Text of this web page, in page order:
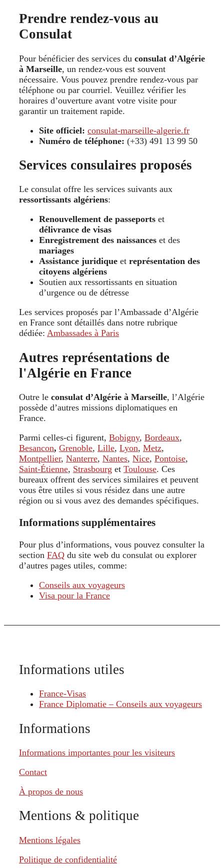
Prendre rendez-vous au
Consulat
Pour bénéficier des services du consulat d’Algérie
à Marseille, un rendez-vous est souvent
nécessaire. Vous pouvez prendre rendez-vous par
téléphone ou par courriel. Veuillez vérifier les
horaires d’ouverture avant votre visite pour
garantir un traitement rapide.
Site officiel: consulat-marseille-algerie.fr
Numéro de téléphone: (+33) 491 13 99 50
Services consulaires proposés
Le consulat offre les services suivants aux
ressortissants algériens:
Renouvellement de passeports et
délivrance de visas
Enregistrement des naissances et des
mariages
Assistance juridique et représentation des
citoyens algériens
Soutien aux ressortissants en situation
d’urgence ou de détresse
Les services proposés par l’Ambassade d’Algérie
en France sont détaillés dans notre rubrique
dédiée: Ambassades à Paris
Autres représentations de
l'Algérie en France
Outre le consulat d’Algérie à Marseille, l’Algérie
possède d’autres missions diplomatiques en
France.
Parmi celles-ci figurent, Bobigny, Bordeaux,
Besancon, Grenoble, Lille, Lyon, Metz,
Montpellier, Nanterre, Nantes, Nice, Pontoise,
Saint-Étienne, Strasbourg et Toulouse. Ces
bureaux offrent des services similaires et peuvent
vous être utiles si vous résidez dans une autre
région ou si vous avez des demandes spécifiques.
Informations supplémentaires
Pour plus d’informations, vous pouvez consulter la
section FAQ du site web du consulat ou explorer
d’autres pages utiles, comme:
Conseils aux voyageurs
Visa pour la France
Informations utiles
France-Visas
France Diplomatie – Conseils aux voyageurs
Informations
Informations importantes pour les visiteurs
Contact
À propos de nous
Mentions & politique
Mentions légales
Politique de confidentialité